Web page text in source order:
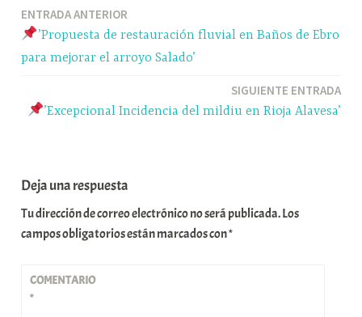
ppm rti
r
Navegación
de
ENTRADA ANTERIOR
’Propuesta de restauración fluvial en Baños de Ebro
para mejorar el arroyo Salado’
SIGUIENTE ENTRADA
’Excepcional Incidencia del mildiu en Rioja Alavesa’
Deja una respuesta
Tu dirección de correo electrónico no será publicada.Los
campos obligatorios están marcados con*
COMENTARIO
*